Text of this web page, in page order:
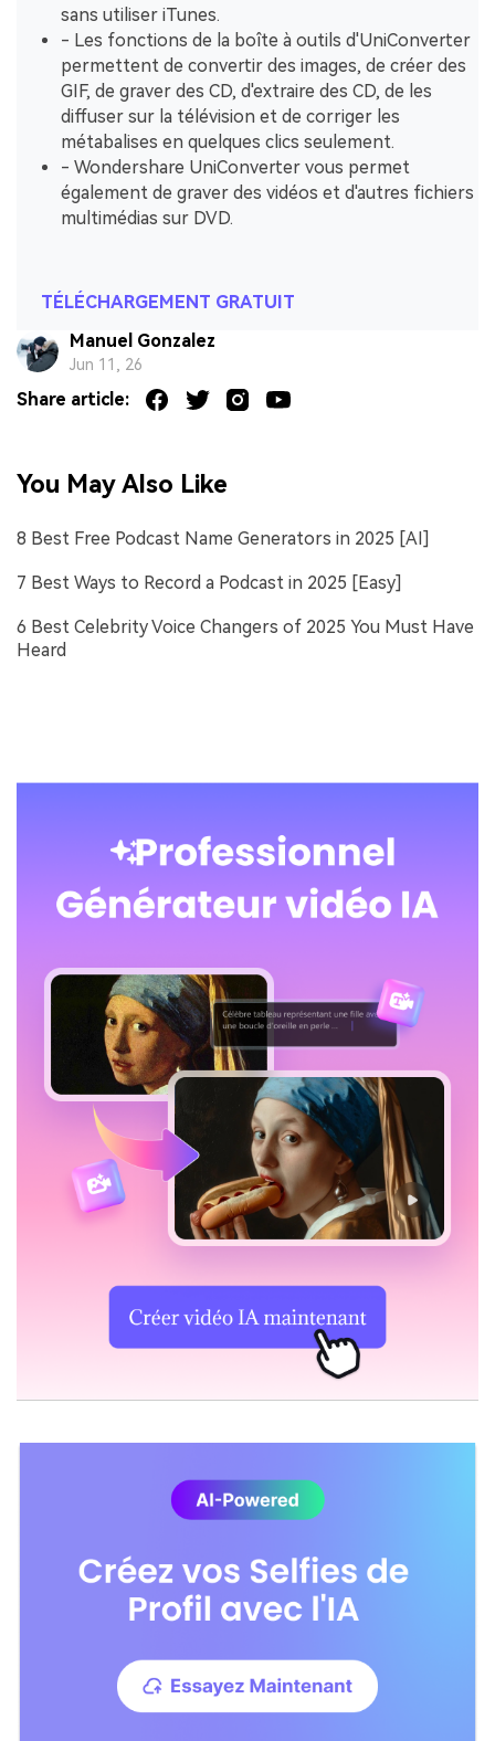
sans utiliser iTunes.
- Les fonctions de la boîte à outils d'UniConverter
permettent de convertir des images, de créer des
GIF, de graver des CD, d'extraire des CD, de les
diffuser sur la télévision et de corriger les
métabalises en quelques clics seulement.
- Wondershare UniConverter vous permet
également de graver des vidéos et d'autres fichiers
multimédias sur DVD.
TÉLÉCHARGEMENT GRATUIT
Manuel Gonzalez
Jun 11, 26
Share article:
You May Also Like
8 Best Free Podcast Name Generators in 2025 [AI]
7 Best Ways to Record a Podcast in 2025 [Easy]
6 Best Celebrity Voice Changers of 2025 You Must Have
Heard